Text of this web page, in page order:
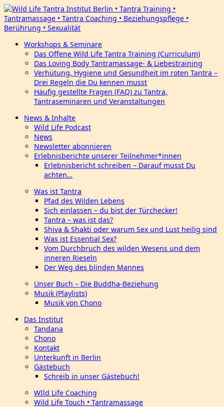
Workshops & Seminare
Das Offene Wild Life Tantra Training (Curriculum)
Das Loving Body Tantramassage- & Liebestraining
Verhütung, Hygiene und Gesundheit im roten Tantra –
Drei Regeln die Du kennen musst
Häufig gestellte Fragen (FAQ) zu Tantra,
Tantraseminaren und Veranstaltungen
News & Inhalte
Wild Life Podcast
News
Newsletter abonnieren
Erlebnisberichte unserer Teilnehmer*innen
Erlebnisbericht schreiben – Darauf musst Du
achten…
Was ist Tantra
Pfad des Wilden Lebens
Sich einlassen – du bist der Türchecker!
Tantra – was ist das?
Shiva & Shakti oder warum Sex und Lust heilig sind
Was ist Essential Sex?
Vom Durchbruch des wilden Wesens und dem
inneren Rieseln
Der Weg des blinden Mannes
Unser Buch – Die Buddha-Beziehung
Musik (Playlists)
Musik von Chono
Das Institut
Tandana
Chono
Kontakt
Unterkunft in Berlin
Gästebuch
Schreib in unser Gästebuch!
WIld Life Coaching
Wild Life Touch • Tantramassage